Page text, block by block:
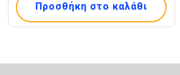
Προσθήκη στο καλάθι